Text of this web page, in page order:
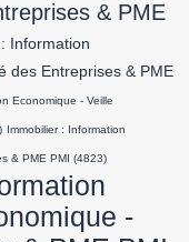
& PME
Information
des Entreprises & PME
Economique - Veille
Immobilier : Information
& PME PMI (4823)
-